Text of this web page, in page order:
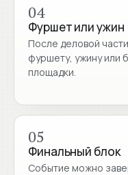
04
Фуршет или ужин
После деловой
фуршету, ужину или
площадки.
05
Финальный блок
Событие можно